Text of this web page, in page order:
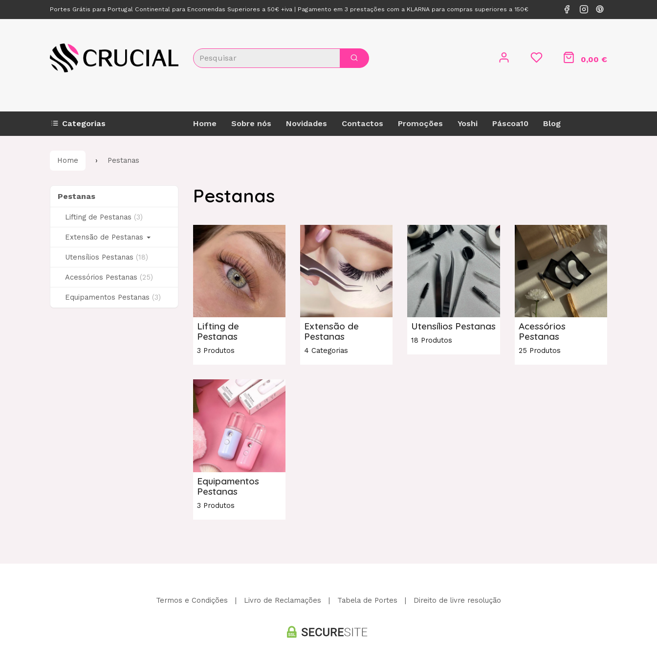
Portes Grátis para Portugal Continental para Encomendas Superiores a 50€ +iva | Pagamento em 3 prestações com a KLARNA para compras superiores a 150€
0,00 €
Home Sobre nós Novidades Contactos Promoções Yoshi Páscoa10 Blog
Categorias
Home Pestanas
Pestanas
Lifting de Pestanas (3)
Extensão de Pestanas
Utensílios Pestanas (18)
Acessórios Pestanas (25)
Equipamentos Pestanas (3)
Pestanas
Lifting de
Pestanas
3 Produtos
Extensão de
Pestanas
4 Categorias
Utensílios Pestanas
18 Produtos
Acessórios
Pestanas
25 Produtos
Equipamentos
Pestanas
3 Produtos
Termos e Condições | Livro de Reclamações | Tabela de Portes | Direito de livre resolução